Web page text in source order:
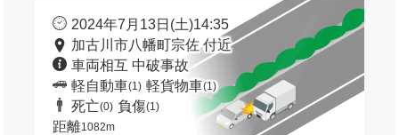
2024年7月13日(土)14:35
加古川市八幡町宗佐 付近
車両相互 中破事故
軽自動車(1) 軽貨物車(1)
死亡(0) 負傷(1)
距離1082m